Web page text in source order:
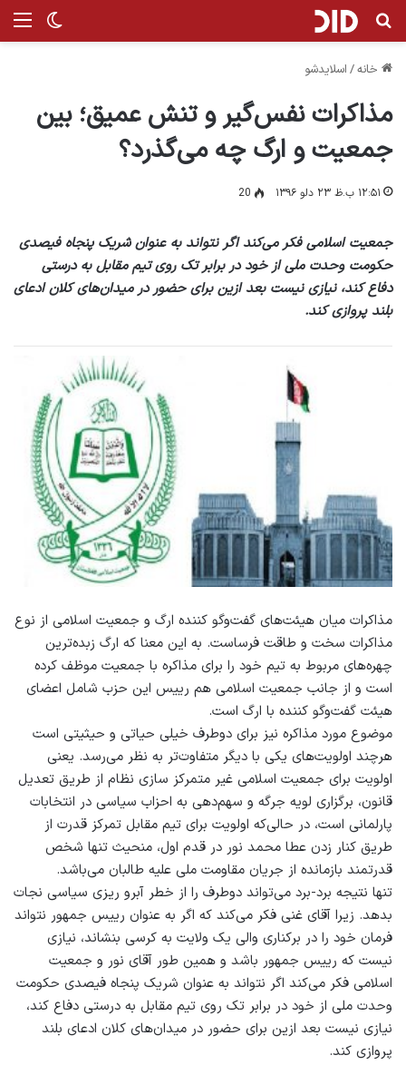
تغییر جستجو برای
خانه/ اسلایدشو
مذاکرات نفس‌گیر و تنش عمیق؛ بین
جمعیت و ارگ چه می‌گذرد؟
۱۲:۵۱ ب.ظ ۲۳ دلو ۱۳۹۶ 20
جمعیت اسلامی فکر می‌کند اگر نتواند به عنوان شریک پنجاه فیصدی
حکومت وحدت ملی از خود در برابر تک روی تیم مقابل به درستی
دفاع کند، نیازی نیست بعد ازین برای حضور در میدان‌های کلان ادعای
بلند پروازی کند.
مذاکرات میان هیئت‌های گفت‌وگو کننده ارگ و جمعیت اسلامی از نوع
مذاکرات سخت و طاقت فرساست. به این معنا که ارگ زبده‌ترین
چهره‌های مربوط به تیم خود را برای مذاکره با جمعیت موظف کرده
است و از جانب جمعیت اسلامی هم رییس این حزب شامل اعضای
هیئت گفت‌وگو کننده با ارگ است.
موضوع مورد مذاکره نیز برای دوطرف خیلی حیاتی و حیثیتی است
هرچند اولویت‌های یکی با دیگر متفاوت‌تر به نظر می‌رسد. یعنی
اولویت برای جمعیت اسلامی غیر متمرکز سازی نظام از طریق تعدیل
قانون، برگزاری لویه جرگه و سهم‌دهی به احزاب سیاسی در انتخابات
پارلمانی است، در حالی‌که اولویت برای تیم مقابل تمرکز قدرت از
طریق کنار زدن عطا محمد نور در قدم اول، منحیث تنها شخص
قدرتمند بازمانده از جریان مقاومت ملی علیه طالبان می‌باشد.
تنها نتیجه برد-برد می‌تواند دوطرف را از خطر آبرو ریزی سیاسی نجات
بدهد. زیرا آقای غنی فکر می‌کند که اگر به عنوان رییس جمهور نتواند
فرمان خود را در برکناری والی یک ولایت به کرسی بنشاند، نیازی
نیست که رییس جمهور باشد و همین طور آقای نور و جمعیت
اسلامی فکر می‌کند اگر نتواند به عنوان شریک پنجاه فیصدی حکومت
وحدت ملی از خود در برابر تک روی تیم مقابل به درستی دفاع کند،
نیازی نیست بعد ازین برای حضور در میدان‌های کلان ادعای بلند
پروازی کند.